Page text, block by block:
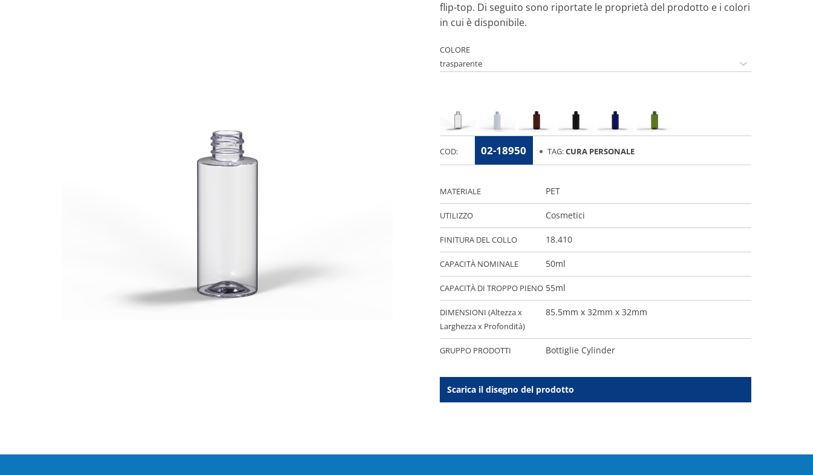
Scarica il disegno del prodotto
flip-top. Di seguito sono riportate le proprietà del prodotto e i colori
in cui è disponibile.
MATERIALE PET
UTILIZZO Cosmetici
FINITURA DEL COLLO 18.410
CAPACITÀ NOMINALE 50ml
CAPACITÀ DI TROPPO PIENO 55ml
DIMENSIONI (Altezza x
Larghezza x Profondità)
85.5mm x 32mm x 32mm
GRUPPO PRODOTTI Bottiglie Cylinder
COLORE
COD: 02-18950 TAG:CURA PERSONALE